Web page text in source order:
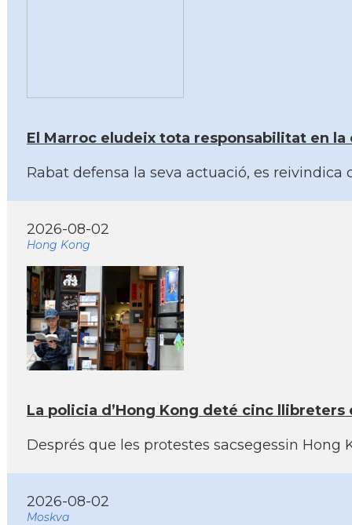
El Marroc eludeix tota responsabilitat en
Rabat defensa la seva actuació, es
2026-08-02
Hong Kong
La policia d’Hong Kong deté cinc
Després que les protestes sacsegessin
2026-08-02
Moskva